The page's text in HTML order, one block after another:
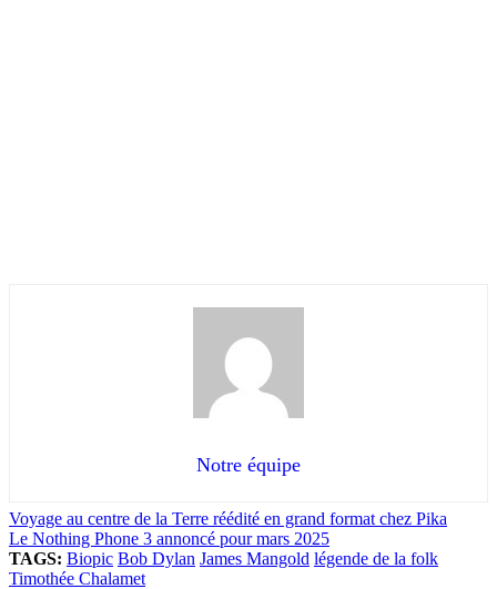
Notre équipe
Voyage au centre de la Terre réédité en grand format chez Pika
Le Nothing Phone 3 annoncé pour mars 2025
TAGS: Biopic Bob Dylan James Mangold légende de la folk
Timothée Chalamet